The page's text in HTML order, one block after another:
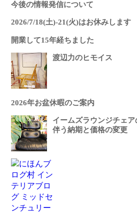
今後の情報発信について
2026/7/18(土)-21(火)はお休みします
開業して15年経ちました
渡辺力のヒモイス
2026年お盆休暇のご案内
イームズラウンジチェ
伴う納期と価格の変更